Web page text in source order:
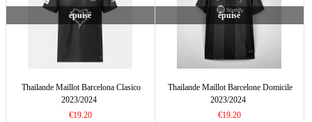
épuisé
Thailande Maillot Barcelona Clasico
2023/2024
€19.20
épuisé
Thailande Maillot Barcelone Domicile
2023/2024
€19.20